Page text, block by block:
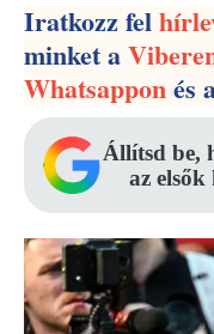
Iratkozz fel
minket a
Whatsapponés
Állítsd be,
az elsők